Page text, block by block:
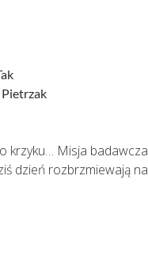
Pietrzak
krzyku… Misja
dzień rozbrzmiewają